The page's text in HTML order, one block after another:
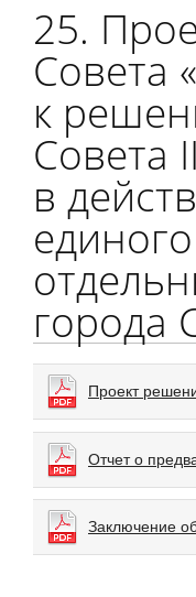
25.
Совета
к
Совета
в
города
Проект
Отчет о
Заключение